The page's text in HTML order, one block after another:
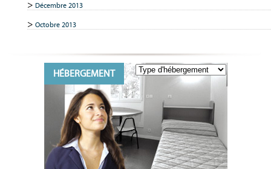
Décembre 2013
Octobre 2013
HÉBERGEMENT